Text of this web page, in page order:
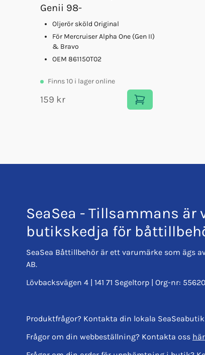
Genii 98-
Oljerör sköld Original
För Mercruiser Alpha One (Gen II)
& Bravo
OEM 861150T02
Finns10 i lager online
159 kr
SeaSea - Tillsammans är
butikskedja för
SeaSea Båttillbehör är ett varumärke som ägs
AB.
Lövbacksvägen 4 | 141 71 Segeltorp | Org-nr:
Produktfrågor? Kontakta din lokala SeaSeabutik
Frågor om din webbeställning? Kontakta oss här